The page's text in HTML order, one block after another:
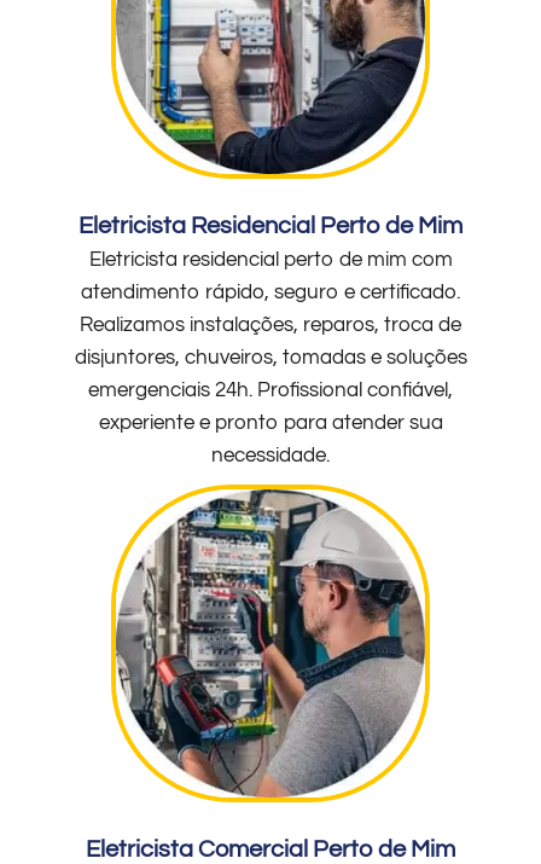
Eletricista Residencial Perto de Mim
Eletricista residencial perto de mim com
atendimento rápido, seguro e certificado.
Realizamos instalações, reparos, troca de
disjuntores, chuveiros, tomadas e soluções
emergenciais 24h. Profissional confiável,
experiente e pronto para atender sua
necessidade.
Eletricista Comercial Perto de Mim